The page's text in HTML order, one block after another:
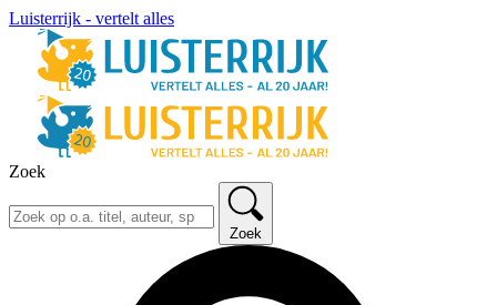
Luisterrijk - vertelt alles
Zoek
Zoek